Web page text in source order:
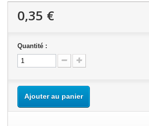
0,35 €
Quantité :
Ajouter au panier